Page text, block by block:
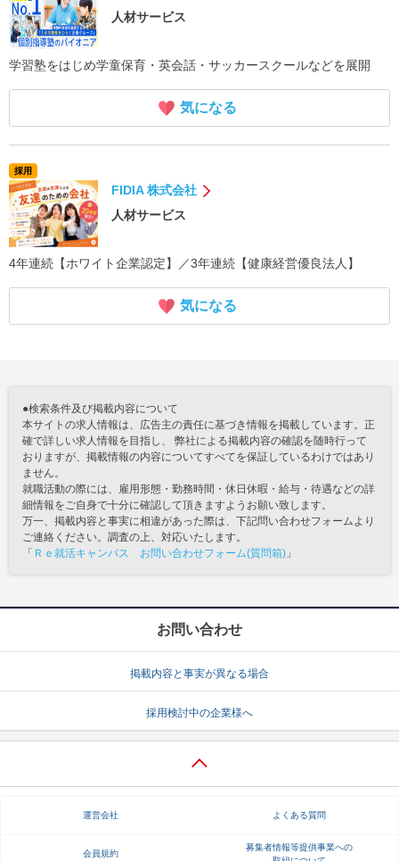
人材サービス
学習塾をはじめ学童保育・英会話・サッカースクールなどを展開
気になる
採用
FIDIA 株式会社
人材サービス
4年連続【ホワイト企業認定】／3年連続【健康経営優良法人】
気になる
●検索条件及び掲載内容について
本サイトの求人情報は、広告主の責任に基づき情報を掲載しています。正
確で詳しい求人情報を目指し、 弊社による掲載内容の確認を随時行って
おりますが、掲載情報の内容についてすべてを保証しているわけではあり
ません。
就職活動の際には、雇用形態・勤務時間・休日休暇・給与・待遇などの詳
細情報をご自身で十分に確認して頂きますようお願い致します。
万一、掲載内容と事実に相違があった際は、下記問い合わせフォームより
ご連絡ください。調査の上、対応いたします。
「 Ｒｅ就活キャンパス お問い合わせフォーム(質問箱) 」
お問い合わせ
掲載内容と事実が異なる場合
採用検討中の企業様へ
運営会社 よくある質問
会員規約
募集者情報等提供事業への